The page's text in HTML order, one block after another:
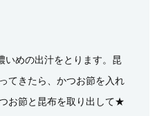
いめの出汁をとります。昆
てきたら、かつお節を入れ
お節と昆布を取り出して★